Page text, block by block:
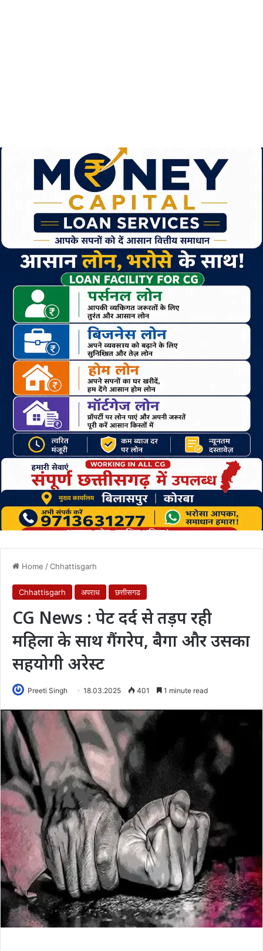
Home /Chhattisgarh
Chhattisgarh अपराध छत्तीसगढ
CG News : पेट दर्द से तड़प रही
महिला के साथ गैंगरेप, बैगा और उसका
सहयोगी अरेस्ट
Preeti Singh 18.03.2025 401 1 minute read